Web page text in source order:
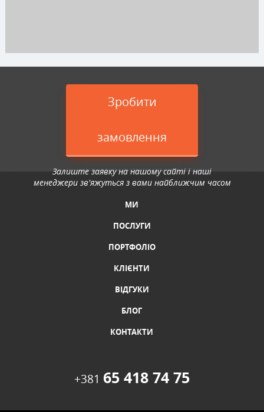
Зробити
замовлення
Залиште заявку на нашому сайті і наші
менеджери зв'яжуться з вами найближчим часом
МИ
ПОСЛУГИ
ПОРТФОЛІО
КЛІЄНТИ
ВІДГУКИ
БЛОГ
КОНТАКТИ
+381 65 418 74 75